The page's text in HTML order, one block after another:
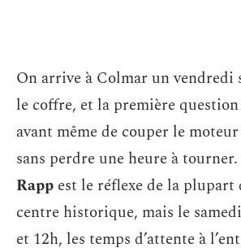
On arrive à Colmar un vendredi
le coffre, et la première
avant même de couper le
sans perdre une heure à
Rapp est le réflexe de la plupart
centre historique, mais le
et 12h, les temps d’attente à